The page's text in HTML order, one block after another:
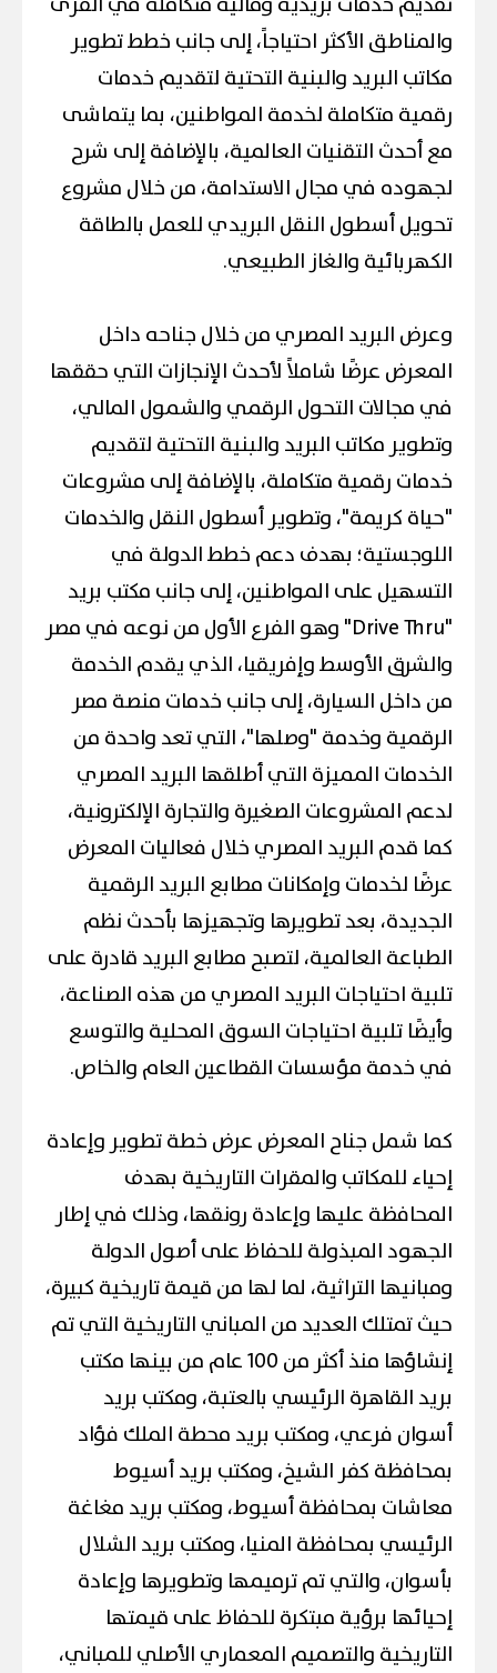
والمناطق الأكثر احتياجاً، إلى جانب خطط تطوير
مكاتب البريد والبنية التحتية لتقديم خدمات
رقمية متكاملة لخدمة المواطنين، بما يتماشى
مع أحدث التقنيات العالمية، بالإضافة إلى شرح
لجهوده في مجال الاستدامة، من خلال مشروع
تحويل أسطول النقل البريدي للعمل بالطاقة
الكهربائية والغاز الطبيعي.
وعرض البريد المصري من خلال جناحه داخل
المعرض عرضًا شاملاً لأحدث الإنجازات التي حققها
في مجالات التحول الرقمي والشمول المالي،
وتطوير مكاتب البريد والبنية التحتية لتقديم
خدمات رقمية متكاملة، بالإضافة إلى مشروعات
"حياة كريمة"، وتطوير أسطول النقل والخدمات
اللوجستية؛ بهدف دعم خطط الدولة في
التسهيل على المواطنين، إلى جانب مكتب بريد
"Drive Thru" وهو الفرع الأول من نوعه في مصر
والشرق الأوسط وإفريقيا، الذي يقدم الخدمة
من داخل السيارة، إلى جانب خدمات منصة مصر
الرقمية وخدمة "وصلها"، التي تعد واحدة من
الخدمات المميزة التي أطلقها البريد المصري
لدعم المشروعات الصغيرة والتجارة الإلكترونية،
كما قدم البريد المصري خلال فعاليات المعرض
عرضًا لخدمات وإمكانات مطابع البريد الرقمية
الجديدة، بعد تطويرها وتجهيزها بأحدث نظم
الطباعة العالمية، لتصبح مطابع البريد قادرة على
تلبية احتياجات البريد المصري من هذه الصناعة،
وأيضًا تلبية احتياجات السوق المحلية والتوسع
في خدمة مؤسسات القطاعين العام والخاص.
كما شمل جناح المعرض عرض خطة تطوير وإعادة
إحياء للمكاتب والمقرات التاريخية بهدف
المحافظة عليها وإعادة رونقها، وذلك في إطار
الجهود المبذولة للحفاظ على أصول الدولة
ومبانيها التراثية، لما لها من قيمة تاريخية كبيرة،
حيث تمتلك العديد من المباني التاريخية التي تم
إنشاؤها منذ أكثر من 100 عام من بينها مكتب
بريد القاهرة الرئيسي بالعتبة، ومكتب بريد
أسوان فرعي، ومكتب بريد محطة الملك فؤاد
بمحافظة كفر الشيخ، ومكتب بريد أسيوط
معاشات بمحافظة أسيوط، ومكتب بريد مغاغة
الرئيسي بمحافظة المنيا، ومكتب بريد الشلال
بأسوان، والتي تم ترميمها وتطويرها وإعادة
إحيائها برؤية مبتكرة للحفاظ على قيمتها
التاريخية والتصميم المعماري الأصلي للمباني،